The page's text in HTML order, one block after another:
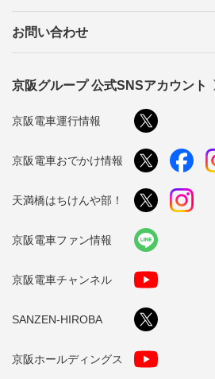
お問い合わせ
京阪グループ 公式SNSアカウント
京阪電車運行情報
京阪電車おでかけ情報
天満橋はちけんや部！
京阪電車ファン情報
京阪電車チャンネル
SANZEN-HIROBA
京阪ホールディングス